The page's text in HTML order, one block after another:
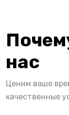
нас
Ценим ваше
качественные